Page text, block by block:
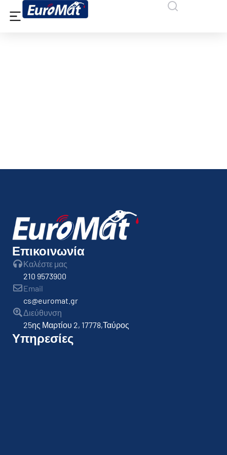
Επικοινωνία
Καλέστε μας
210 9573900
Email
cs@euromat.gr
Διεύθυνση
25ης Μαρτίου 2, 17778,Ταύρος
Υπηρεσίες